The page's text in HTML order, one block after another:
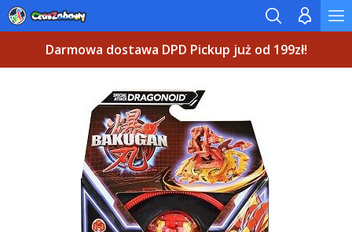
Darmowa dostawa DPD Pickup już od 199zł!